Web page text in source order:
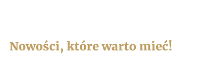
Nowości, które warto mieć!